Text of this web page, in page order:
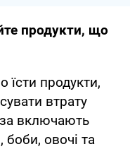
продукти, що
їсти продукти,
втрату
включають
боби, овочі та